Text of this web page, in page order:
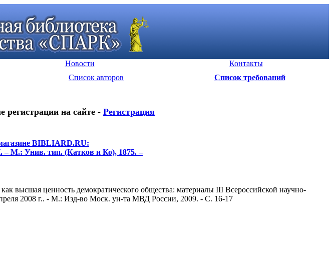
Новости
Контакты
Список авторов Список требований
регистрации на сайте - Регистрация
BIBLIARD.RU:
– М.: Унив. тип. (Катков и Ко), 1875. –
высшая ценность демократического общества: материалы III Всероссийской научно-
2008 г.. - М.: Изд-во Моск. ун-та МВД России, 2009. - С. 16-17